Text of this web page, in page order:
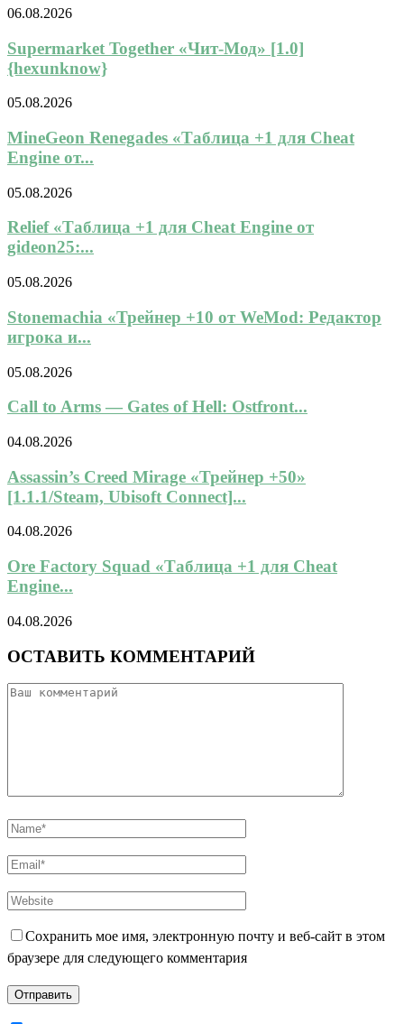
06.08.2026
Supermarket Together «Чит-Мод» [1.0]
{hexunknow}
05.08.2026
MineGeon Renegades «Таблица +1 для Cheat
Engine от...
05.08.2026
Relief «Таблица +1 для Cheat Engine от
gideon25:...
05.08.2026
Stonemachia «Трейнер +10 от WeMod: Редактор
игрока и...
05.08.2026
Call to Arms — Gates of Hell: Ostfront...
04.08.2026
Assassin’s Creed Mirage «Трейнер +50»
[1.1.1/Steam, Ubisoft Connect]...
04.08.2026
Ore Factory Squad «Таблица +1 для Cheat
Engine...
04.08.2026
ОСТАВИТЬ КОММЕНТАРИЙ
Сохранить мое имя, электронную почту и веб-сайт в этом
браузере для следующего комментария